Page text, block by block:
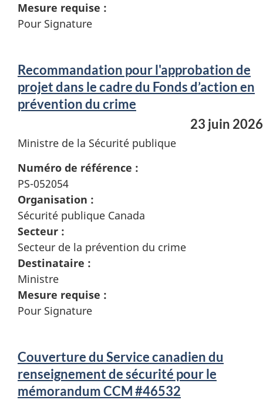
Mesure requise :
Pour Signature
Recommandation pour l'approbation de
projet dans le cadre du Fonds d’action en
prévention du crime
23 juin 2026
Ministre de la Sécurité publique
Numéro de référence :
PS-052054
Organisation :
Sécurité publique Canada
Secteur :
Secteur de la prévention du crime
Destinataire :
Ministre
Mesure requise :
Pour Signature
Couverture du Service canadien du
renseignement de sécurité pour le
mémorandum CCM #46532